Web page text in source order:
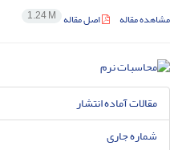
مشاهده مقاله اصل مقاله 1.24 M
مقالات آماده انتشار
شماره جاری